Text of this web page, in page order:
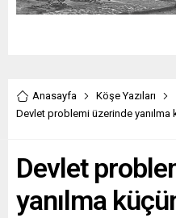
Anasayfa
Köşe Yazıları
Devlet problemi üzerinde yanılma
Devlet
yanılma